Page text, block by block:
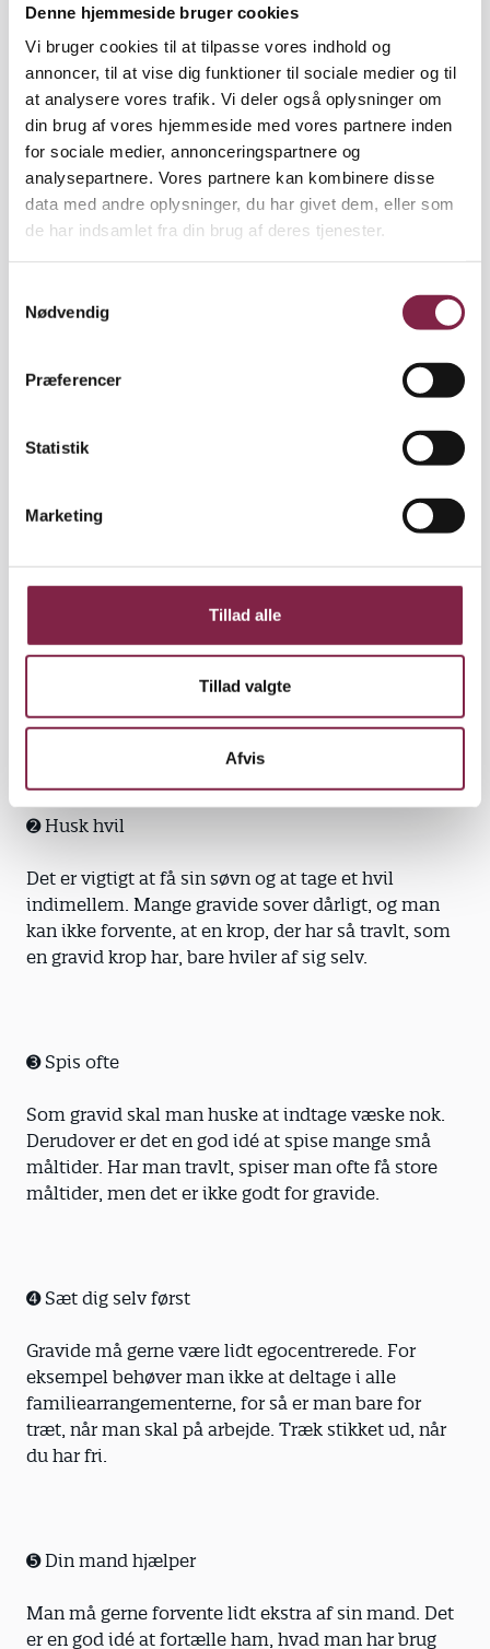
Denne hjemmeside bruger cookies
Vi bruger cookies til at tilpasse vores indhold og
annoncer, til at vise dig funktioner til sociale medier og til
at analysere vores trafik. Vi deler også oplysninger om
din brug af vores hjemmeside med vores partnere inden
for sociale medier, annonceringspartnere og
analysepartnere. Vores partnere kan kombinere disse
data med andre oplysninger, du har givet dem, eller som
de har indsamlet fra din brug af deres tjenester.
Nødvendig
Præferencer
Statistik
Marketing
Tillad alle
Tillad valgte
Afvis
Almindelige graviditetsgener, som morgenkvalme
eller træthed ikke er omfattet af sygedagpenge­
ovens regler og dermed heller ikke af fraværs­
aftalens regler om førtidig barselsorlov.
Almindelige graviditetsgener er imidlertid omfattet
af reglerne om løn under sygdom, hvorfor der under
normale omstændigheder ud­betales løn ved fravær
på grund af almindelige graviditetsgener.
Kilde: BUPL – tjek
for mere information
5 gode råd
arbejdsniveau med 20 procent. Det kan være
antallet af løft, hvis man arbejder i vuggestue.
➋ Husk hvil
Det er vigtigt at få sin søvn og at tage et hvil
indimellem. Mange gravide sover dårligt, og man
kan ikke forvente, at en krop, der har så travlt, som
en gravid krop har, bare hviler af sig selv.
➌ Spis ofte
Som gravid skal man huske at indtage væske nok.
Derudover er det en god idé at spise mange små
måltider. Har man travlt, spiser man ofte få store
måltider, men det er ikke godt for gravide.
➍ Sæt dig selv først
Gravide må gerne være lidt egocentrerede. For
eksempel behøver man ikke at deltage i alle
familiearrangementerne, for så er man bare for
træt, når man skal på arbejde. Træk stikket ud, når
du har fri.
➎ Din mand hjælper
Man må gerne forvente lidt ekstra af sin mand. Det
er en god idé at fortælle ham, hvad man har brug